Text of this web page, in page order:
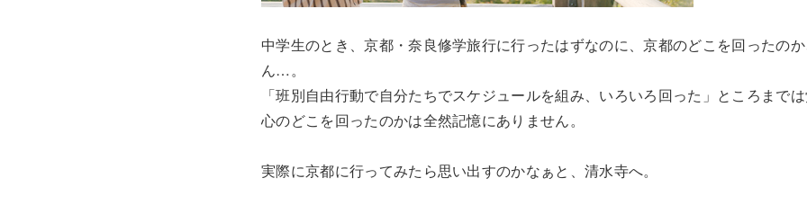
中学生のとき、京都・奈良修学旅行に行ったはずなのに、京都のどこを回ったの
ん…。
「班別自由行動で自分たちでスケジュールを組み、いろいろ回った」ところまで
心のどこを回ったのかは全然記憶にありません。
実際に京都に行ってみたら思い出すのかなぁと、清水寺へ。